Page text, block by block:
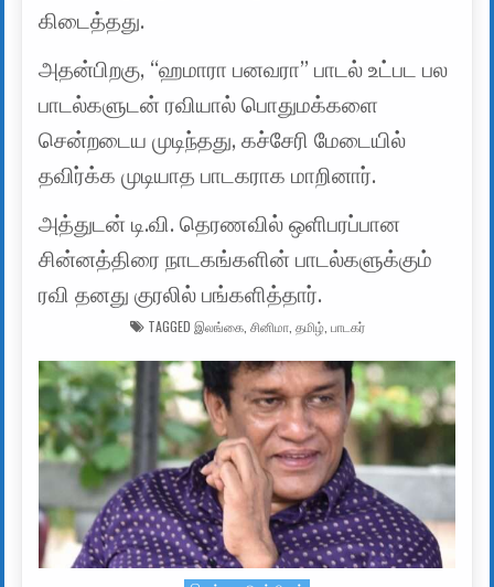
கிடைத்தது.
அதன்பிறகு, “ஹமாரா பனவரா” பாடல் உட்பட பல
பாடல்களுடன் ரவியால் பொதுமக்களை
சென்றடைய முடிந்தது, கச்சேரி மேடையில்
தவிர்க்க முடியாத பாடகராக மாறினார்.
அத்துடன் டி.வி. தெரணவில் ஒளிபரப்பான
சின்னத்திரை நாடகங்களின் பாடல்களுக்கும்
ரவி தனது குரலில் பங்களித்தார்.
TAGGED இலங்கை, சினிமா, தமிழ், பாடகர்